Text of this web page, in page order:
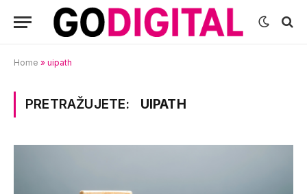
Home » uipath
PRETRAŽUJETE: UIPATH